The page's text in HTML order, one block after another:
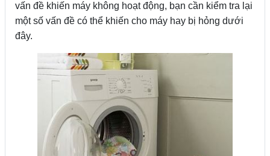
vấn đề khiến máy không hoạt động, bạn cần kiểm tra lại
một số vấn đề có thể khiến cho máy hay bị hỏng dưới
đây.